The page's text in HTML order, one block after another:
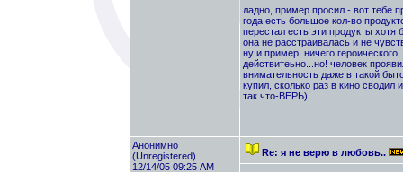
ладно, пример просил - вот тебе
года есть большое кол-во
перестал есть эти продукты
она не расстраивалась и не
ну и пример..ничего
действитеьно...но! человек
внимательность даже в такой
купил, сколько раз в кино
так что-ВЕРЬ)
Анонимно
(Unregistered)
12/14/05 09:25 AM
Re: я не верю в любовь..